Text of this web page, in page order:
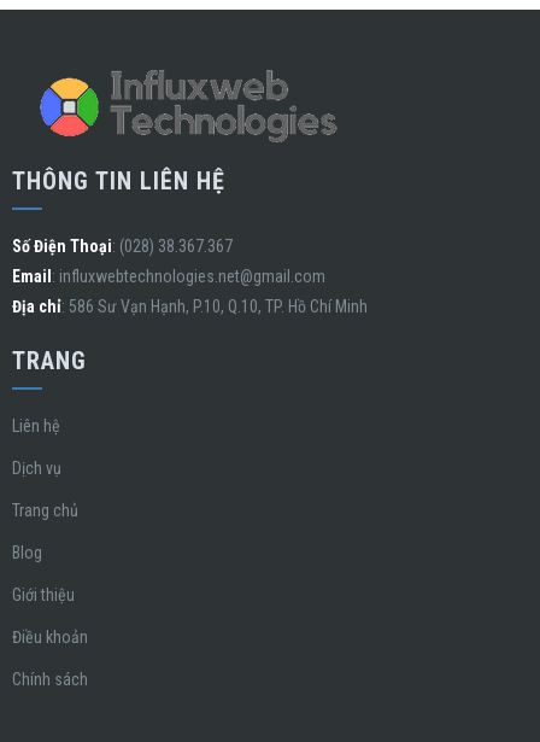
THÔNG TIN LIÊN HỆ
Số Điện Thoại: (028) 38.367.367
Email : influxwebtechnologies.net@gmail.com
Địa chỉ: 586 Sư Vạn Hạnh, P.10, Q.10, TP. Hồ Chí Minh
TRANG
Liên hệ
Dịch vụ
Trang chủ
Blog
Giới thiệu
Điều khoản
Chính sách